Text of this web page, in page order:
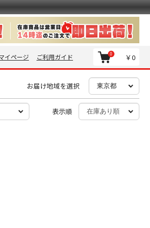
イページ ご利用ガイド ￥0
0
お届け地域を選択
表示順